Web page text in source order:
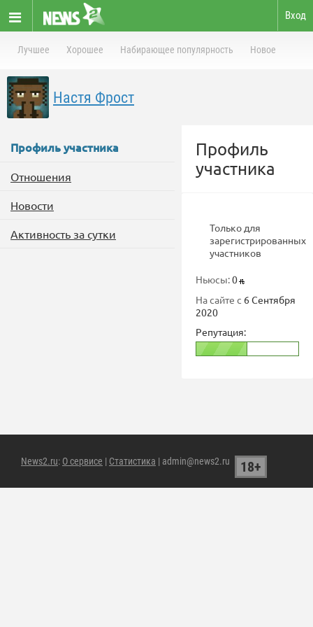
Вход
Лучшее Хорошее Набирающее популярность Новое
Настя Фрост
Профиль участника
Отношения
Новости
Активность за сутки
Профиль
участника
Только для
зарегистрированных
участников
Ньюсы:0
На сайте с 6 Сентября
2020
Репутация:
News2.ru: О сервисе | Статистика | admin@news2.ru 18+